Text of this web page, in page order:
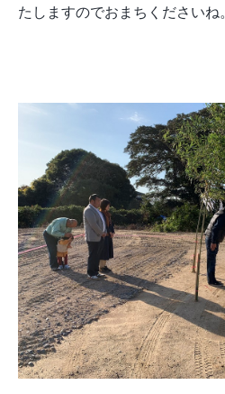
たしますのでおまちくださいね。